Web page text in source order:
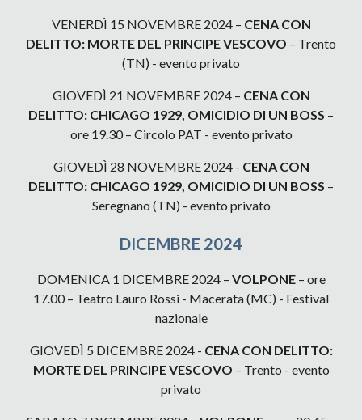
VENERDÌ 15 NOVEMBRE 2024 – CENA CON
DELITTO: MORTE DEL PRINCIPE VESCOVO – Trento
(TN) - evento privato
GIOVEDÌ 21 NOVEMBRE 2024 – CENA CON
DELITTO: CHICAGO 1929, OMICIDIO DI UN BOSS –
ore 19.30 – Circolo PAT - evento privato
GIOVEDÌ 28 NOVEMBRE 2024 - CENA CON
DELITTO: CHICAGO 1929, OMICIDIO DI UN BOSS –
Seregnano (TN) - evento privato
DICEMBRE 2024
DOMENICA 1 DICEMBRE 2024 – VOLPONE– ore
17.00 – Teatro Lauro Rossi - Macerata (MC) - Festival
nazionale
GIOVEDÌ 5 DICEMBRE 2024 - CENA CON DELITTO:
MORTE DEL PRINCIPE VESCOVO – Trento - evento
privato